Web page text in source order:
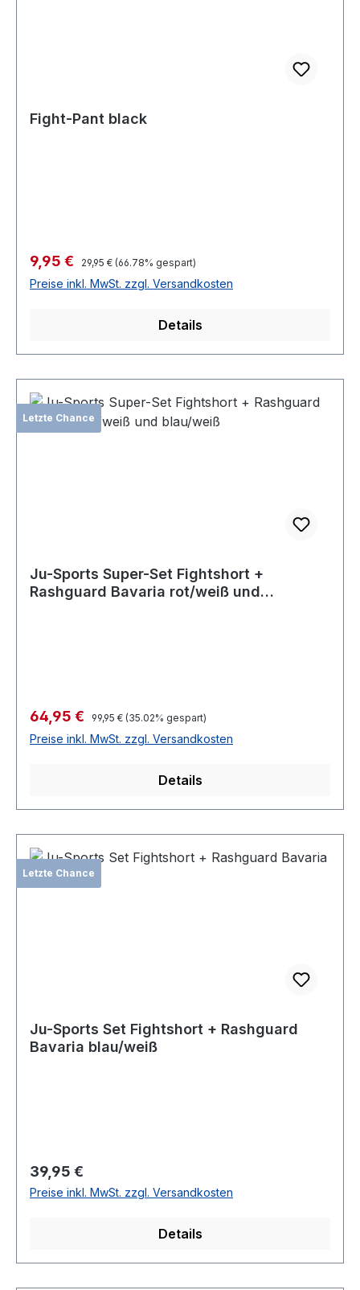
Fight-Pant black
Verkaufspreis:
9,95 € Regulärer Preis:
29,95 € (66.78% gespart)
Preise inkl. MwSt. zzgl. Versandkosten
Details
Letzte Chance
Ju-Sports Super-Set Fightshort +
Rashguard Bavaria rot/weiß und
Verkaufspreis:
64,95 € Regulärer Preis:
99,95 € (35.02% gespart)
Preise inkl. MwSt. zzgl. Versandkosten
Details
Letzte Chance
Ju-Sports Set Fightshort + Rashguard
Bavaria blau/weiß
Regulärer Preis:
39,95 €
Preise inkl. MwSt. zzgl. Versandkosten
Details